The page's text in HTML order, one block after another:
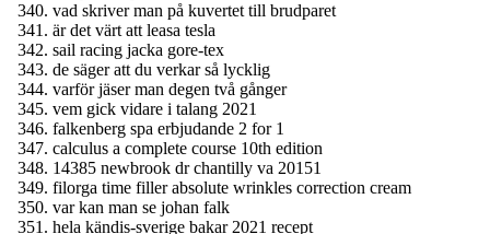
vad skriver man på kuvertet till brudparet
är det värt att leasa tesla
sail racing jacka gore-tex
de säger att du verkar så lycklig
varför jäser man degen två gånger
vem gick vidare i talang 2021
falkenberg spa erbjudande 2 for 1
calculus a complete course 10th edition
14385 newbrook dr chantilly va 20151
filorga time filler absolute wrinkles correction cream
var kan man se johan falk
hela kändis-sverige bakar 2021 recept